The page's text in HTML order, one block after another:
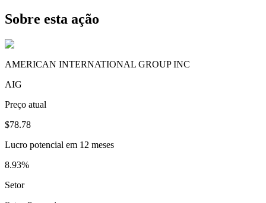
Sobre esta ação
AMERICAN INTERNATIONAL GROUP INC
AIG
Preço atual
$78.78
Lucro potencial em 12 meses
8.93%
Setor